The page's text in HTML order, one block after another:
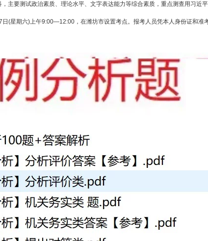
主要测试政治素质、理论水平、文字表达能力等综合素质，重点测查用习近
(星期六)上午9:00—12:00，在潍坊市设置考点。报考人员凭本人身份证和准